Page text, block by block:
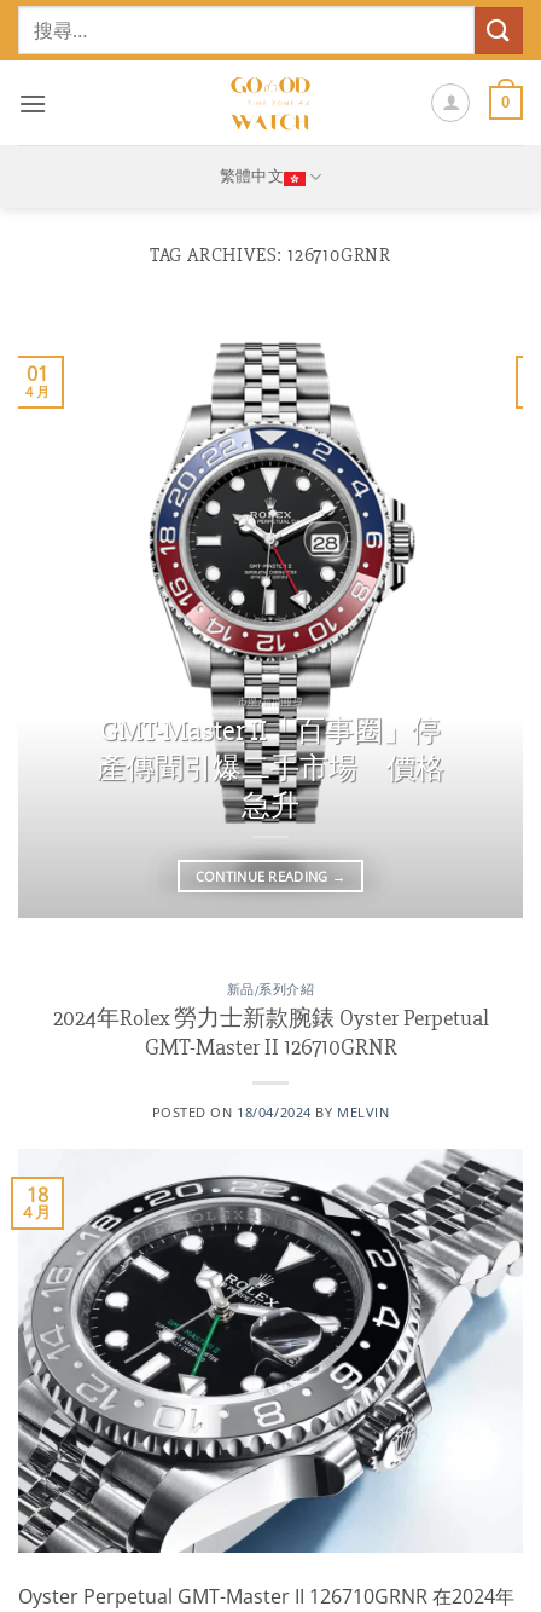
Skip
鍵
0
繁體中文
TAG ARCHIVES:126710GRNR
市場/新聞報導
GMT-Master II「百事圈」停
產傳聞引爆二手市場 價格
急升
CONTINUE READING →
01
4 月
新品/系列介紹
2024年Rolex 勞力士新款腕錶 Oyster Perpetual
GMT-Master II 126710GRNR
POSTED ON 18/04/2024 BY MELVIN
18
4 月
Oyster Perpetual GMT-Master II 126710GRNR 在2024年